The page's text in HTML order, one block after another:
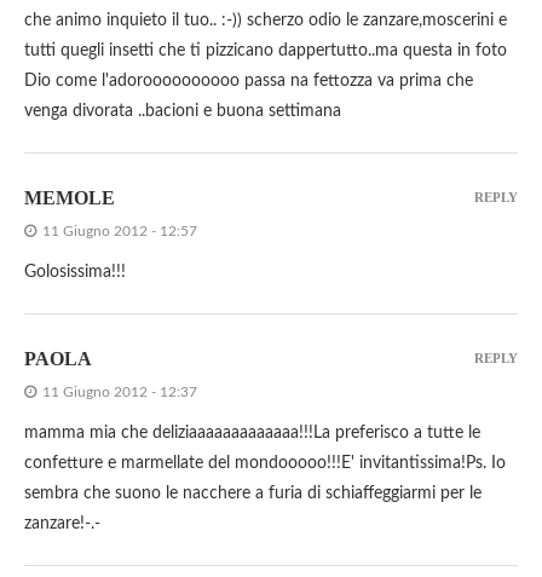
che animo inquieto il tuo.. :-)) scherzo odio le zanzare,moscerini e
tutti quegli insetti che ti pizzicano dappertutto..ma questa in foto
Dio come l'adoroooooooooo passa na fettozza va prima che
venga divorata ..bacioni e buona settimana
MEMOLE
11 Giugno 2012 - 12:57
Golosissima!!!
REPLY
PAOLA
11 Giugno 2012 - 12:37
mamma mia che deliziaaaaaaaaaaaaa!!!La preferisco a tutte le
confetture e marmellate del mondooooo!!!E' invitantissima!Ps. Io
sembra che suono le nacchere a furia di schiaffeggiarmi per le
zanzare!-.-
REPLY